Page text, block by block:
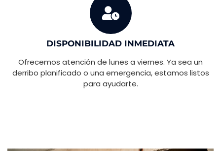
DISPONIBILIDAD INMEDIATA
Ofrecemos atención de lunes a viernes. Ya sea un
derribo planificado o una emergencia, estamos listos
para ayudarte.